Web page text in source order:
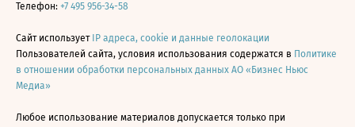
Телефон: +7 495 956-34-58
Сайт использует IP адреса, cookie и данные геолокации
Пользователей сайта, условия использования содержатся в Политике
в отношении обработки персональных данных АО «Бизнес Ньюс
Медиа»
Любое использование материалов допускается только при